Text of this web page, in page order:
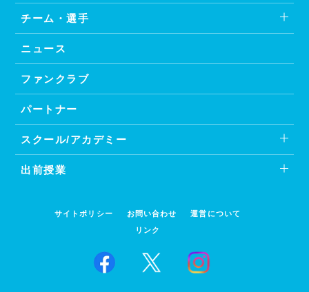
チーム・選手
ニュース
ファンクラブ
パートナー
スクール/アカデミー
出前授業
サイトポリシー お問い合わせ
運営について
リンク